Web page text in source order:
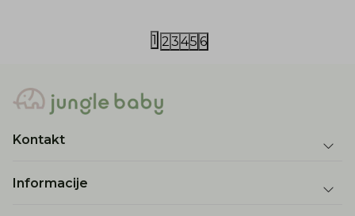
1 2 345 6
Kontakt
Informacije